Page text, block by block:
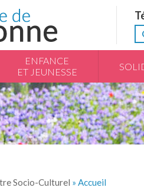
ENFANCE
ET JEUNESSE
Socio-Culturel »Accueil